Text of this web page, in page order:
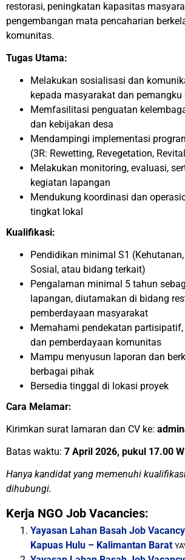
restorasi, peningkatan kapasitas
pengembangan mata pencaharian
komunitas.
Tugas Utama:
Melakukan sosialisasi dan
kepada masyarakat dan pemangku
Memfasilitasi penguatan
dan kebijakan desa
Mendampingi implementasi
(3R: Rewetting, Revegetation,
Melakukan monitoring, evaluasi,
kegiatan lapangan
Mendukung koordinasi dan
tingkat lokal
Kualifikasi:
Pendidikan minimal S1
Sosial, atau bidang terkait)
Pengalaman minimal 5 tahun
lapangan, diutamakan di bidang
pemberdayaan masyarakat
Memahami pendekatan
dan pemberdayaan komunitas
Mampu menyusun laporan dan
berbagai pihak
Bersedia tinggal di lokasi proyek
Cara Melamar:
Kirimkan surat lamaran dan CV ke:
Batas waktu: 7 April 2026, pukul 17.00
Hanya kandidat yang memenuhi
dihubungi.
Kerja NGO Job Vacancies:
Yayasan Lahan Basah Job
Kapuas Hulu – Kalimantan Barat